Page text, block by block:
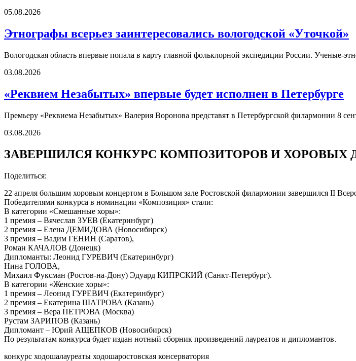
05.08.2026
Этнографы всерьез заинтересовались вологодской «Уточкой»
Вологодская область впервые попала в карту главной фольклорной экспедиции России.
03.08.2026
«Реквием Незабытых» впервые будет исполнен в Петербурге
Премьеру «Реквиема Незабытых» Валерия Воронова представят в Петербургской филармонии 8
03.08.2026
ЗАВЕРШИЛСЯ КОНКУРС КОМПОЗИТОРОВ И
Поделиться:
22 апреля большим хоровым концертом в Большом зале Ростовской филармонии завершился II
Победителями конкурса в номинации «Композиция» стали:
В категории «Смешанные хоры»:
1 премия – Вячеслав ЗУЕВ (Екатеринбург)
2 премия – Елена ДЕМИДОВА (Новосибирск)
3 премия – Вадим ГЕНИН (Саратов),
Роман КАЧАЛОВ (Донецк)
Дипломанты: Леонид ГУРЕВИЧ (Екатеринбург)
Нина ГОЛОВА,
Михаил Фуксман (Ростов-на-Дону) Эдуард КИПРСКИЙ (Санкт-Петербург).
В категории «Женские хоры»:
1 премия – Леонид ГУРЕВИЧ (Екатеринбург)
2 премия – Екатерина ШАТРОВА (Казань)
3 премия – Вера ПЕТРОВА (Москва)
Рустам ЗАРИПОВ (Казань)
Дипломант – Юрий АЩЕПКОВ (Новосибирск)
По результатам конкурса будет издан нотный сборник произведений лауреатов и дипломантов.
конкурс ходошалауреаты ходошаростовская консерватория